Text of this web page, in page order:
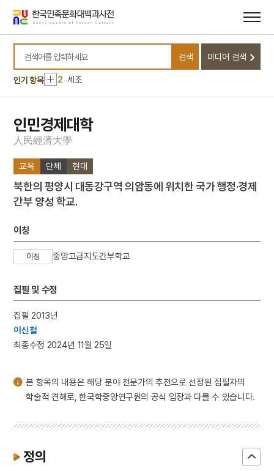
바로가기
바로가기
검색어를 입력하세요
검색 미디어 검색
인기 항목
10 비녀
1 금성대군
2 세조
3 이황
4
이이
5
고향
7
꿀벌
8 단종
부활절
1 금성대군
2
세조
4 이이
5
9 부활절
인민경제대학
人 民經濟大學
교육 단체 현대
북한의 평양시 대동강구역 의암동에 위치한 국가 행정·경제
간부 양성 학교.
이칭
이칭 중앙고급지도간부학교
집필 및 수정
집필 2013년
이신철
최종수정 2024년 11월 25일
본 항목의 내용은 해당 분야 전문가의 추천으로 선정된 집필자의
학술적 견해로, 한국학중앙연구원의 공식 입장과 다를 수 있습니다.
정의